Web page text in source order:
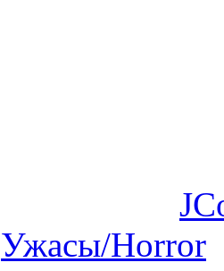
Ужасы/Horror